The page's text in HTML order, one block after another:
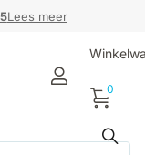
Lees meer
0